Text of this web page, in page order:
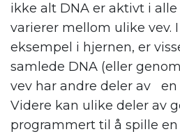
ikke alt DNA er aktivt i
varierer mellom ulike vev.
eksempel i hjernen, er
samlede DNA (eller
vev har andre deler av en
Videre kan ulike deler av
programmert til å spille